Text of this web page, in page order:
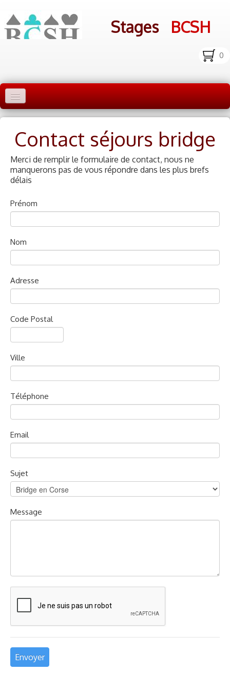
Stages BCSH
0
Accueil Stages
Liens
Infos pratiques
Photos▼
bcsh.fr
Contact séjours bridge
Merci de remplir le formulaire de contact, nous ne
manquerons pas de vous répondre dans les plus brefs
délais
Prénom
Nom
Adresse
Code Postal
Ville
Téléphone
Email
Sujet
Message
Envoyer